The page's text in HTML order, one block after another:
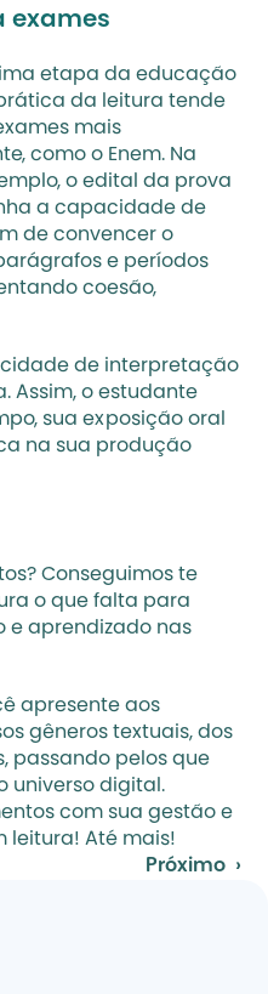
exames
etapa da educação
da leitura tende
mais
como o Enem. Na
o edital da prova
a capacidade de
de convencer o
e períodos
coesão,
de interpretação
Assim, o estudante
sua exposição oral
na sua produção
Conseguimos te
o que falta para
e aprendizado nas
apresente aos
gêneros textuais, dos
passando pelos que
universo digital.
com sua gestão e
leitura! Até mais!
Próximo  ›